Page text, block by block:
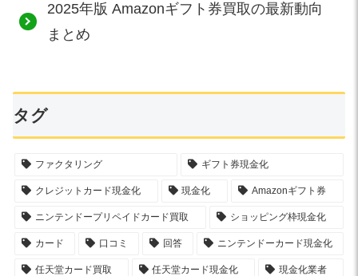
2025年版 Amazonギフト券買取の最新動向
まとめ
タグ
ファクタリング ギフト券現金化
クレジットカード現金化 現金化 Amazonギフト券
ニンテンドープリペイドカード買取 ショッピング枠現金化
カード 口コミ 回答 ニンテンドーカード現金化
任天堂カード買取 任天堂カード現金化 現金化業者